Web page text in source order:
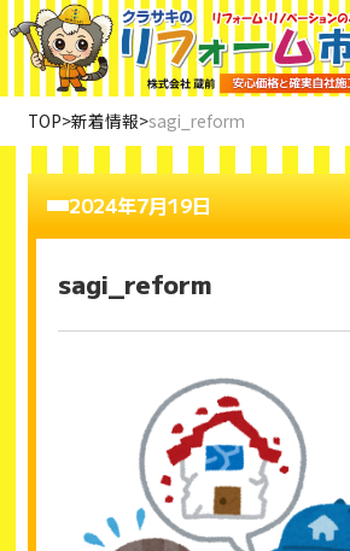
TOP>新着情報>sagi_reform
2024年7月19日
sagi_reform